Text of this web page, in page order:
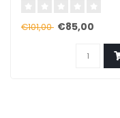
€101,00 €85,00